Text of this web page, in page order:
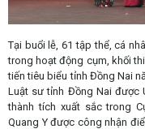
Tại buổi lễ, 61 tập thể, cá
trong hoạt động cụm, khối
tiến tiêu biểu tỉnh Đồng Nai
Luật sư tỉnh Đồng Nai được
thành tích xuất sắc trong
Quang Y được công nhận